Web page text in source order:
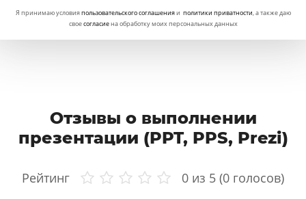
Я принимаю условияпользовательского соглашенияи политики приватности, а также даю
своесогласиена обработку моих персональных данных
Отзывы о выполнении
презентации (PPT, PPS, Prezi)
Рейтинг 0 из 5 (0 голосов)